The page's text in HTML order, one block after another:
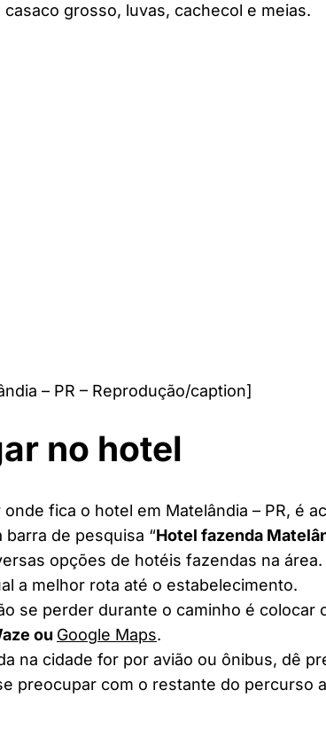
grosso, luvas, cachecol e meias.
– PR – Reprodução/caption]
no hotel
fica o hotel em Matelândia – PR, é
barra de pesquisa “Hotel fazenda
opções de hotéis fazendas na
a melhor rota até o estabelecimento.
se perder durante o caminho é colocar
ou Google Maps.
na cidade for por avião ou ônibus, dê
preocupar com o restante do percurso